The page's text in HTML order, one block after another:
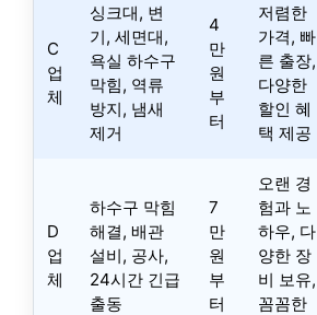
C
업
체
싱크대, 변
기, 세면대,
욕실 하수구
막힘, 역류
방지, 냄새
제거
4
만
원
부
터
저렴한
가격, 빠
른 출장,
다양한
할인 혜
택 제공
D
업
체
하수구 막힘
해결, 배관
설비, 공사,
24시간 긴급
출동
7
만
원
부
터
오랜 경
험과 노
하우, 다
양한 장
비 보유,
꼼꼼한